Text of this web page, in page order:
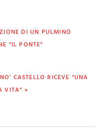
DI UN PULMINO
“IL PONTE”
CASTELLO RICEVE “UNA
VITA” »